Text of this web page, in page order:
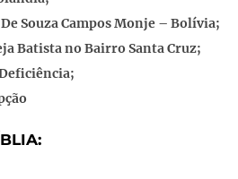
Souza Campos Monje – Bolívia;
Batista no Bairro Santa Cruz;